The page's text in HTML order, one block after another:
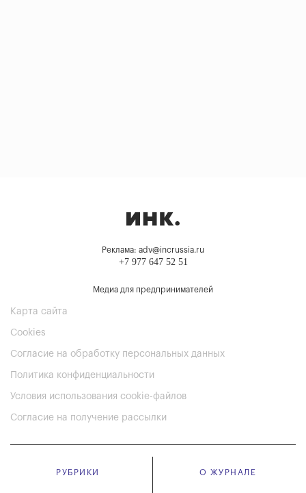
Реклама: adv@incrussia.ru
+7 977 647 52 51
Медиа для предпринимателей
Карта сайта
Cookies
Согласие на обработку персональных данных
Политика конфиденциальности
Условия использования cookie-файлов
Согласие на получение рассылки
РУБРИКИ О ЖУРНАЛЕ